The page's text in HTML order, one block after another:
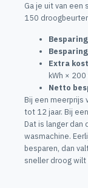
Ga je uit van een
150
Extra
kWh ×
Netto
Bij een meerprijs
tot 12 jaar. Bij
Dat is langer dan
wasmachine.
besparen, dan
sneller droog